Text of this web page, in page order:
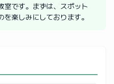
室です。まずは、スポット
を楽しみにしております。